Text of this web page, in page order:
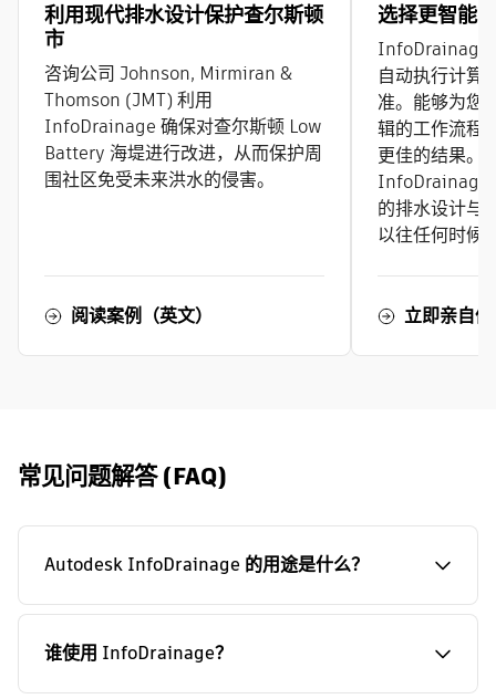
利用现代排水设计保护查尔斯顿
市
咨询公司 Johnson, Mirmiran &
Thomson (JMT) 利用
InfoDrainage 确保对查尔斯顿 Low
Battery 海堤进行改进，从而保护周
围社区免受未来洪水的侵害。
阅读案例（英文）
选择更智能
InfoDrainage
自动执行计算
准。能够为您
辑的工作流程
更佳的结果。
InfoDrainage
的排水设计与
以往任何时候
立即亲自
常见问题解答 (FAQ)
Autodesk InfoDrainage 的用途是什么？
谁使用 InfoDrainage？